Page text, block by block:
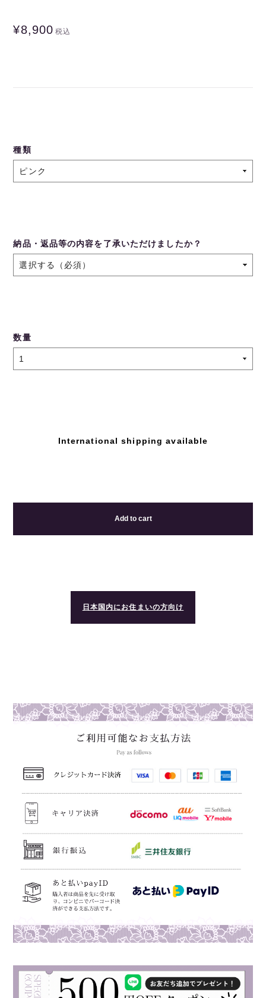
¥8,900 税込
種類
納品・返品等の内容を了承いただけましたか？
数量
International shipping available
Add to cart
日本国内にお住まいの方向け